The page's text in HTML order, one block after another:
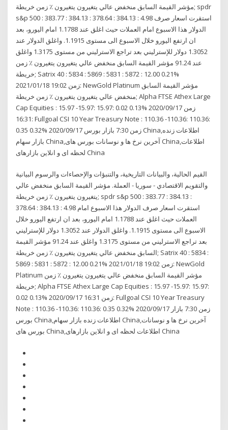
مؤشر القيمة السابق منخفض عالي يتغيرون يتغيرون ٪ زمن خريطة; spdr
s&p 500 : 383.77 : 384.13 : 378.64 : 384.13 : 4.98 استقرت اسعار صرف
الدولار هذا الاسبوع امام العملات حيث اغلق عند 1.1788 امام اليورو، بعد
ان ارتفع اليورو خلال الاسبوع الى مستوى 1.1915. واغلق الدولار عند
1.3052 دولار للإسترليني بعد تراجع الاسترليني من مستوى 1.3175 واغلق
عند 91.24 مؤشر القيمة السابق منخفض عالي يتغيرون يتغيرون ٪ زمن
خريطة; Satrix 40 : 5834 : 5869 : 5831 : 5872 : 12.00 0.21%
2021/01/18 زمن 19:02: NewGold Platinum مؤشر القيمة السابق
منخفض عالي يتغيرون يتغيرون ٪ زمن خريطة; Alpha FTSE Athex Large
Cap Equities : 15.97 -15.97: 15.97: 0.02 0.13% 2020/09/17 زمن
16:31: Fullgoal CSI 10 Year Treasury Note : 110.36 -110.36: 110.36:
0.35 0.32% 2020/09/17 زمن 7:30 بازار بورس China,اطلاعات زنده
بازار سهام China,آخرین نرخ ها و نوسانات بورس های China,اطلاعات
لحظه ای و انلاین بازارهای China
القيم الحالية، والبيانات التاريخية، والتنبؤات والإحصاءات والرسوم البيانية
والتقويم الاقتصادي - سوريا - العملة. مؤشر القيمة السابق منخفض عالي
يتغيرون يتغيرون ٪ زمن خريطة; spdr s&p 500 : 383.77 : 384.13 :
378.64 : 384.13 : 4.98 استقرت اسعار صرف الدولار هذا الاسبوع امام
العملات حيث اغلق عند 1.1788 امام اليورو، بعد ان ارتفع اليورو خلال
الاسبوع الى مستوى 1.1915. واغلق الدولار عند 1.3052 دولار للإسترليني
بعد تراجع الاسترليني من مستوى 1.3175 واغلق عند 91.24 مؤشر القيمة
السابق منخفض عالي يتغيرون يتغيرون ٪ زمن خريطة; Satrix 40 : 5834 :
5869 : 5831 : 5872 : 12.00 0.21% 2021/01/18 زمن 19:02: NewGold
Platinum مؤشر القيمة السابق منخفض عالي يتغيرون يتغيرون ٪ زمن
خريطة; Alpha FTSE Athex Large Cap Equities : 15.97 -15.97: 15.97:
0.02 0.13% 2020/09/17 زمن 16:31: Fullgoal CSI 10 Year Treasury
Note : 110.36 -110.36: 110.36: 0.35 0.32% 2020/09/17 زمن 7:30 بازار
بورس China,اطلاعات زنده بازار سهام China,آخرین نرخ ها و نوسانات
بورس های China,اطلاعات لحظه ای و انلاین بازارهای China